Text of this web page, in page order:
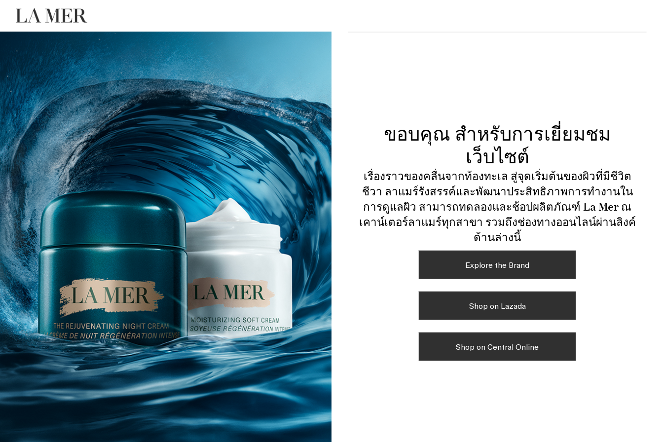
ขอบคุณ สำหรับการเยี่ยมชม
เว็บไซต์
เรื่องราวของคลื่นจากท้องทะเล สู่จุดเริ่มต้นของผิวที่มีชีวิต
ชีวา ลาแมร์รังสรรค์และพัฒนาประสิทธิภาพการทำงานใน
การดูแลผิว สามารถทดลองและช้อปผลิตภัณฑ์ La Mer ณ
เคาน์เตอร์ลาแมร์ทุกสาขา รวมถึงช่องทางออนไลน์ผ่านลิงค์
ด้านล่างนี้
Explore the Brand
Shop on Lazada
Shop on Central Online